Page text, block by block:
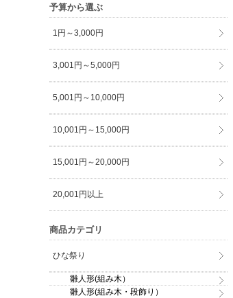
予算から選ぶ
1円～3,000円
3,001円～5,000円
5,001円～10,000円
10,001円～15,000円
15,001円～20,000円
20,001円以上
商品カテゴリ
ひな祭り
雛人形(組み木）
雛人形(組み木・段飾り）